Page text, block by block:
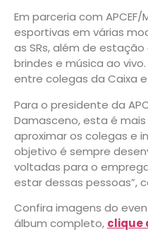
Em parceria com APCEF/
esportivas em várias
as SRs, além de
brindes e música ao
entre colegas da Caixa
Para o presidente da
Damasceno, esta é
aproximar os colegas e
objetivo é sempre
voltadas para o
estar dessas pessoas”,
Confira imagens do
álbum completo, clique